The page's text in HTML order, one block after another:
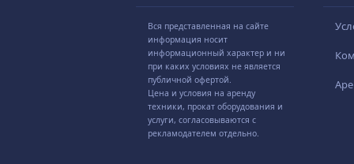
Вся представленная на сайте
информация носит
информационный характер и ни
при каких условиях не является
публичной офертой.
Цена и условия на аренду
техники, прокат оборудования и
услуги, согласовываются с
рекламодателем отдельно.